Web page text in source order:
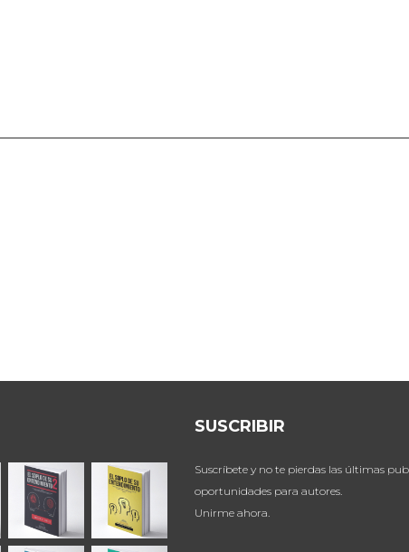
SUSCRIBIR
Suscríbete y no te pierdas las últimas
oportunidades para autores.
Unirme ahora.